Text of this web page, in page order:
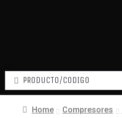
Home Compresores